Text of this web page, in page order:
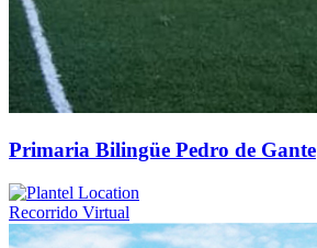
Primaria Bilingüe Pedro de Gante
Recorrido Virtual